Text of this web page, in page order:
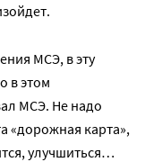
МСЭ, в эту
в этом
МСЭ. Не надо
«дорожная карта»,
улучшиться…